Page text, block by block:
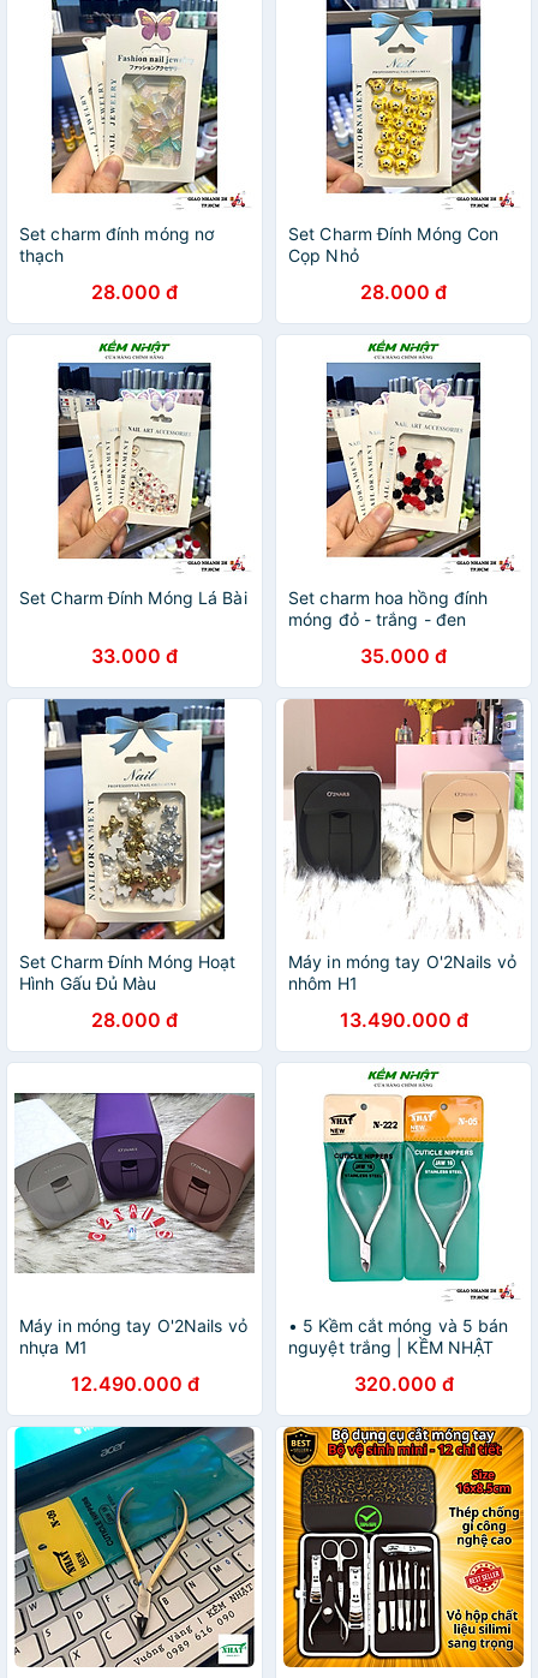
Set charm đính móng nơ
thạch
28.000 đ
Set Charm Đính Móng Con
Cọp Nhỏ
28.000 đ
Set Charm Đính Móng Lá Bài
33.000 đ
Set charm hoa hồng đính
móng đỏ - trắng - đen
35.000 đ
Set Charm Đính Móng Hoạt
Hình Gấu Đủ Màu
28.000 đ
Máy in móng tay O'2Nails vỏ
nhôm H1
13.490.000 đ
Máy in móng tay O'2Nails vỏ
nhựa M1
12.490.000 đ
• 5 Kềm cắt móng và 5 bán
nguyệt trắng | KỀM NHẬT
320.000 đ